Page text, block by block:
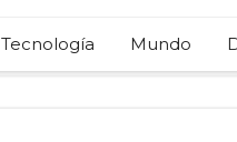
Tecnología Mundo